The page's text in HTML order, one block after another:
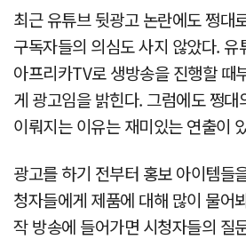
최근 유튜브 뒷광고 논란에도 쩡대
구독자들의 의심도 사지 않았다.
아프리카TV로 생방송을 진행할 때
게 광고임을 밝힌다. 그럼에도 쩡
이뤄지는 이유는 재미있는 연출이
광고를 하기 전부터 홍보 아이템들
청자들에게 제품에 대해 많이 물어
작 방송에 들어가면 시청자들의 질